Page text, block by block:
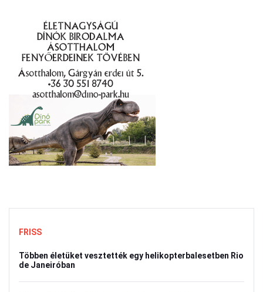
FRISS
Többen életüket vesztették egy helikopterbalesetben Rio
de Janeiróban